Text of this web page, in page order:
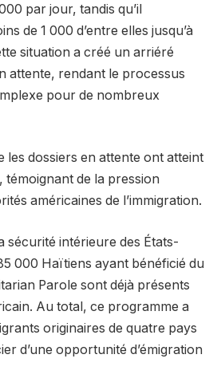
par jour, tandis qu’il
de 1 000 d’entre elles jusqu’à
situation a créé un arriéré
attente, rendant le processus
pour de nombreux
les dossiers en attente ont atteint
de la pression
américaines de l’immigration.
sécurité intérieure des États-
000 Haïtiens ayant bénéficié du
Parole sont déjà présents
Au total, ce programme a
originaires de quatre pays
d’une opportunité d’émigration